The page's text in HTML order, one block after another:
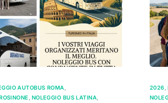
AUTOBUS ROMA
NOLEGGIO BUS LATINA
2026